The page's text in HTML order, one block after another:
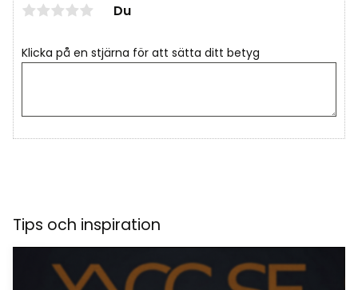
Du
Klicka på en stjärna för att sätta ditt betyg
Tips och inspiration